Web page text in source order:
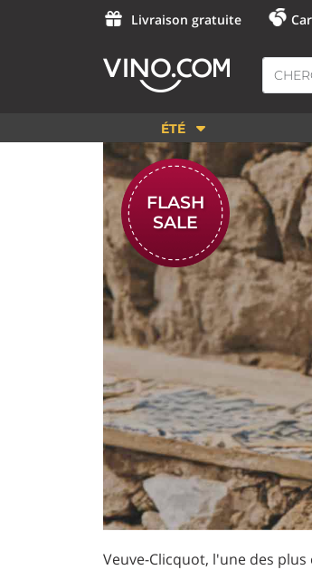
Livraison gratuite
ÉTÉ
FLASH
SALE
Veuve-Clicquot, l'une des plus